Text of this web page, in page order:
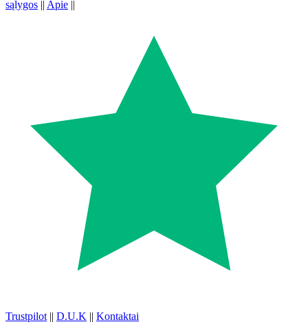
sąlygos || Apie ||
Trustpilot || D.U.K || Kontaktai